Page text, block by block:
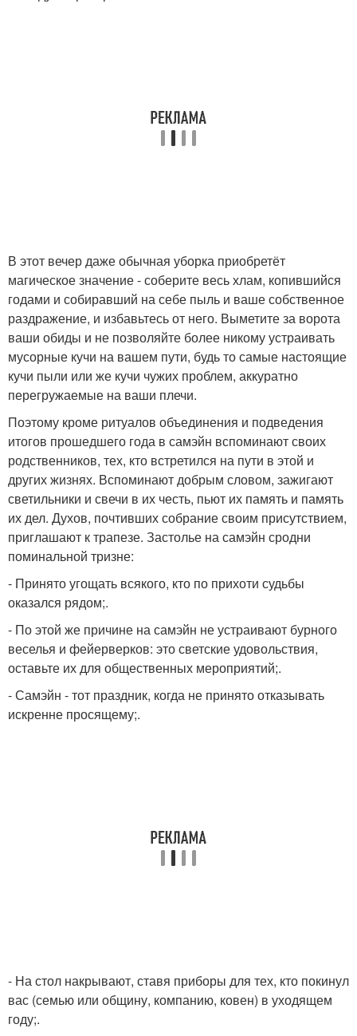
В этот вечер даже обычная уборка приобретёт
магическое значение - соберите весь хлам, копившийся
годами и собиравший на себе пыль и ваше собственное
раздражение, и избавьтесь от него. Выметите за ворота
ваши обиды и не позволяйте более никому устраивать
мусорные кучи на вашем пути, будь то самые настоящие
кучи пыли или же кучи чужих проблем, аккуратно
перегружаемые на ваши плечи.
Поэтому кроме ритуалов объединения и подведения
итогов прошедшего года в самэйн вспоминают своих
родственников, тех, кто встретился на пути в этой и
других жизнях. Вспоминают добрым словом, зажигают
светильники и свечи в их честь, пьют их память и память
их дел. Духов, почтивших собрание своим присутствием,
приглашают к трапезе. Застолье на самэйн сродни
поминальной тризне:
- Принято угощать всякого, кто по прихоти судьбы
оказался рядом;.
- По этой же причине на самэйн не устраивают бурного
веселья и фейерверков: это светские удовольствия,
оставьте их для общественных мероприятий;.
- Самэйн - тот праздник, когда не принято отказывать
искренне просящему;.
- На стол накрывают, ставя приборы для тех, кто покинул
вас (семью или общину, компанию, ковен) в уходящем
году;.